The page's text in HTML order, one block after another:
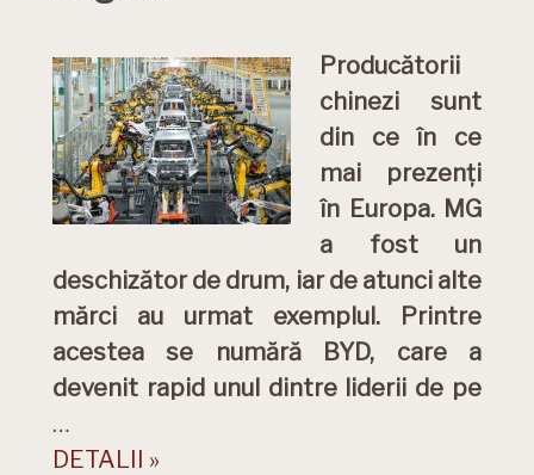
Producătorii
chinezi sunt
din ce în ce
mai prezenți
în Europa. MG
a fost un
deschizător de drum, iar de atunci alte
mărci au urmat exemplul. Printre
acestea se numără BYD, care a
devenit rapid unul dintre liderii de pe
…
DETALII »